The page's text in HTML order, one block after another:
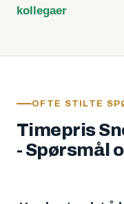
kollegaer
OFTE STILTE
Timepris
- Spørsmål